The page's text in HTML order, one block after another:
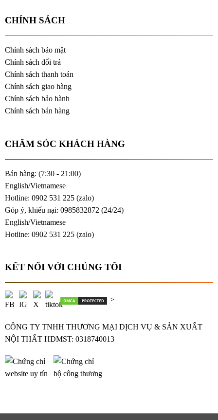
CHÍNH SÁCH
Chính sách bảo mật
Chính sách đổi trả
Chính sách thanh toán
Chính sách giao hàng
Chính sách bảo hành
Chính sách bán hàng
CHĂM SÓC KHÁCH HÀNG
Bán hàng: (7:30 - 21:00)
English/Vietnamese
Hotline: 0902 531 225 (zalo)
Góp ý, khiếu nại: 0985832872 (24/24)
English/Vietnamese
Hotline: 0902 531 225 (zalo)
KẾT NỐI VỚI CHÚNG TÔI
>
CÔNG TY TNHH THƯƠNG MẠI DỊCH VỤ & SẢN XUẤT
NỘI THẤT HDMST: 0318740013